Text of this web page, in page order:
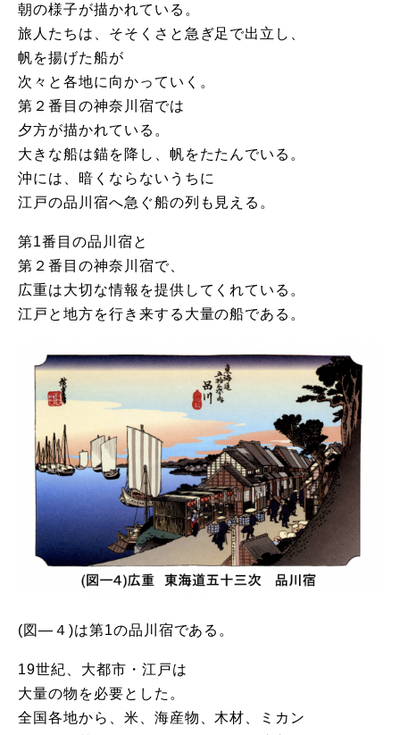
朝の様子が描かれている。
旅人たちは、そそくさと急ぎ足で出立し、
帆を揚げた船が
次々と各地に向かっていく。
第２番目の神奈川宿では
夕方が描かれている。
大きな船は錨を降し、帆をたたんでいる。
沖には、暗くならないうちに
江戸の品川宿へ急ぐ船の列も見える。
第1番目の品川宿と
第２番目の神奈川宿で、
広重は大切な情報を提供してくれている。
江戸と地方を行き来する大量の船である。
(図―４)は第1の品川宿である。
19世紀、大都市・江戸は
大量の物を必要とした。
全国各地から、米、海産物、木材、ミカン